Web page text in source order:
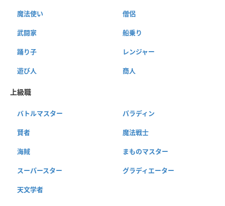
魔法使い 僧侶
武闘家 船乗り
踊り子 レンジャー
遊び人 商人
上級職
バトルマスター パラディン
賢者 魔法戦士
海賊 まものマスター
スーパースター グラディエーター
天文学者